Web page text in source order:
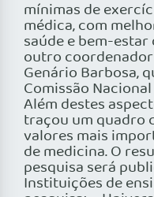
mínimas de
médica, com
saúde e bem-
outro
Genário Barbosa,
Comissão
Além destes
traçou um quadro
valores mais
de medicina. O
pesquisa será
Instituições de